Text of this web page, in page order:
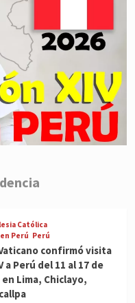
Católica
Perú Perú
confirmó visita
a Perú del 11 al 17 de
Lima, Chiclayo,